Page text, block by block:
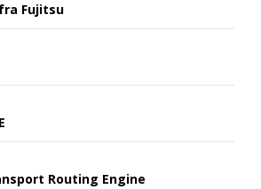
Fujitsu
Routing Engine